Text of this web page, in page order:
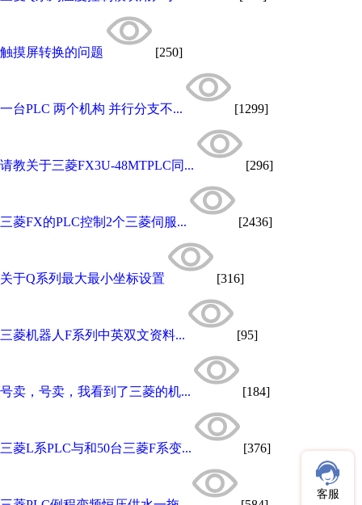
触摸屏转换的问题 [250]
一台PLC 两个机构 并行分支不... [1299]
请教关于三菱FX3U-48MTPLC同... [296]
三菱FX的PLC控制2个三菱伺服... [2436]
关于Q系列最大最小坐标设置 [316]
三菱机器人F系列中英双文资料... [95]
号卖，号卖，我看到了三菱的机... [184]
三菱L系PLC与和50台三菱F系变... [376]
客服